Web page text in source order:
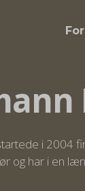
i 2004
og har i en